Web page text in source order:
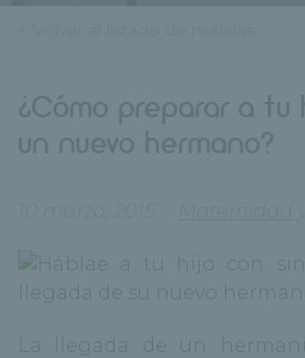
¿Cómo preparar a
un nuevo hermano?
La llegada de un